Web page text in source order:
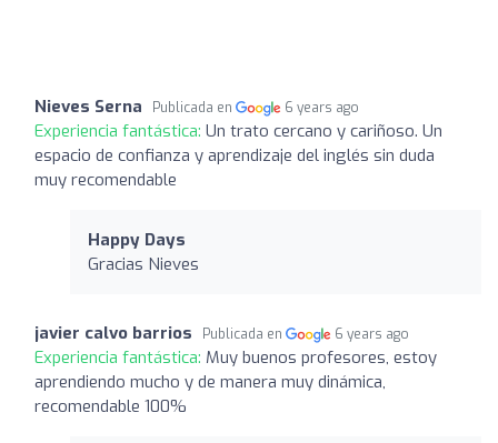
Nieves Serna Publicada en 6 years ago
Experiencia fantástica: Un trato cercano y cariñoso. Un
espacio de confianza y aprendizaje del inglés sin duda
muy recomendable
Happy Days
Gracias Nieves
javier calvo barrios Publicada en 6 years ago
Experiencia fantástica: Muy buenos profesores, estoy
aprendiendo mucho y de manera muy dinámica,
recomendable 100%